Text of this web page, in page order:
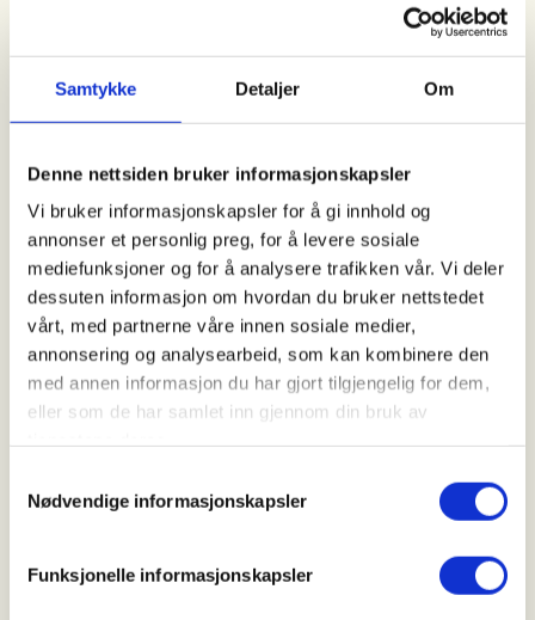
Samtykke Detaljer Om
Denne nettsiden bruker informasjonskapsler
Vi bruker informasjonskapsler for å gi innhold og
annonser et personlig preg, for å levere sosiale
mediefunksjoner og for å analysere trafikken vår. Vi deler
dessuten informasjon om hvordan du bruker nettstedet
vårt, med partnerne våre innen sosiale medier,
annonsering og analysearbeid, som kan kombinere den
med annen informasjon du har gjort tilgjengelig for dem,
eller som de har samlet inn gjennom din bruk av
Nødvendige informasjonskapsler
Funksjonelle informasjonskapsler
Steigen
19. Sep 2026
Kl. 10.00 - 15.00
Arrangør
Steigen JFF
https://98622209